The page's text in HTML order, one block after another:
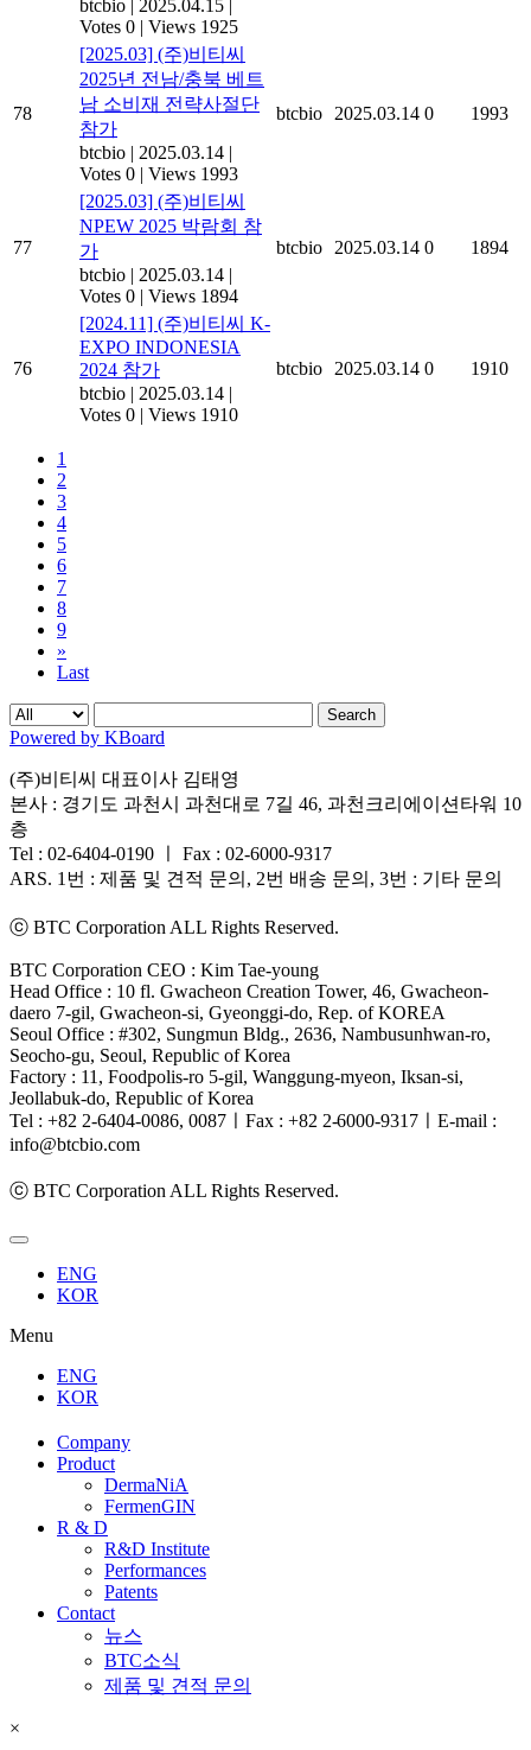
btcbio 2025.04.15
Votes 0 | Views 1925
78
[2025.03] (주)비티씨
2025년 전남/충북 베트
남 소비재 전략사절단
참가
btcbio | 2025.03.14 |
Votes 0 | Views 1993
btcbio 2025.03.14 0 1993
77
[2025.03] (주)비티씨
NPEW 2025 박람회 참
가
btcbio | 2025.03.14 |
Votes 0 | Views 1894
btcbio 2025.03.14 0 1894
76
[2024.11] (주)비티씨 K-
EXPO INDONESIA
2024 참가
btcbio | 2025.03.14 |
Votes 0 | Views 1910
btcbio 2025.03.14 0 1910
1
2
3
4
5
6
7
8
9
»
Last
Search
Powered by KBoard
(주)비티씨 대표이사 김태영
본사 : 경기도 과천시 과천대로 7길 46, 과천크리에이션타워 10
층
Tel : 02-6404-0190 ㅣ Fax : 02-6000-9317
ARS. 1번 : 제품 및 견적 문의, 2번 배송 문의, 3번 : 기타 문의
ⓒ BTC Corporation ALL Rights Reserved.
BTC Corporation CEO : Kim Tae-young
Head Office : 10 fl. Gwacheon Creation Tower, 46, Gwacheon-
daero 7-gil, Gwacheon-si, Gyeonggi-do, Rep. of KOREA
Seoul Office : #302, Sungmun Bldg., 2636, Nambusunhwan-ro,
Seocho-gu, Seoul, Republic of Korea
Factory : 11, Foodpolis-ro 5-gil, Wanggung-myeon, Iksan-si,
Jeollabuk-do, Republic of Korea
Tel : +82 2-6404-0086, 0087ㅣFax : +82 2-6000-9317ㅣE-mail :
info@btcbio.com
ⓒ BTC Corporation ALL Rights Reserved.
ENG
KOR
Menu
ENG
KOR
Company
Product
DermaNiA
FermenGIN
R & D
R&D Institute
Performances
Patents
Contact
뉴스
BTC소식
제품 및 견적 문의
×